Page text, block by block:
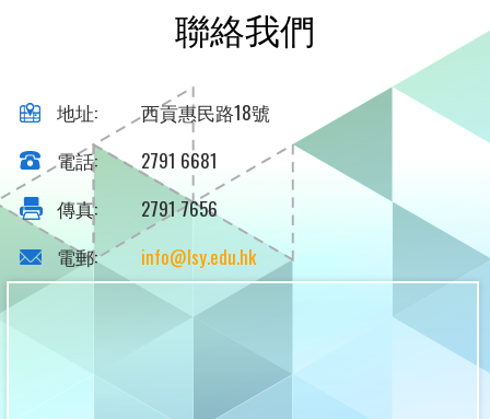
聯絡我們
地址:
西貢惠民路18號
電話:
2791 6681
傳真:
2791 7656
電郵:
info@lsy.edu.hk